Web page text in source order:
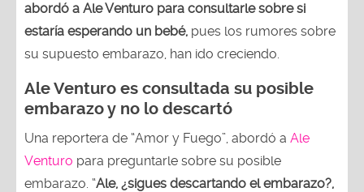
abordó a Ale Venturo para consultarle sobre si
estaría esperando un bebé, pues los rumores sobre
su supuesto embarazo, han ido creciendo.
Ale Venturo es consultada su posible
embarazo y no lo descartó
Una reportera de “Amor y Fuego”, abordó a Ale
Venturo para preguntarle sobre su posible
embarazo. “Ale, ¿sigues descartando el embarazo?,